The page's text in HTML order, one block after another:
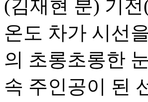
(김재현 분) 기
온도 차가 시선
의 초롱초롱한
속 주인공이 된